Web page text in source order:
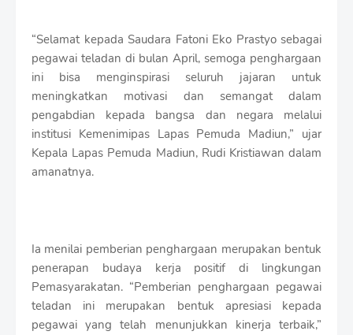
“Selamat kepada Saudara Fatoni Eko Prastyo sebagai
pegawai teladan di bulan April, semoga penghargaan
ini bisa menginspirasi seluruh jajaran untuk
meningkatkan motivasi dan semangat dalam
pengabdian kepada bangsa dan negara melalui
institusi Kemenimipas Lapas Pemuda Madiun,” ujar
Kepala Lapas Pemuda Madiun, Rudi Kristiawan dalam
amanatnya.
Ia menilai pemberian penghargaan merupakan bentuk
penerapan budaya kerja positif di lingkungan
Pemasyarakatan. “Pemberian penghargaan pegawai
teladan ini merupakan bentuk apresiasi kepada
pegawai yang telah menunjukkan kinerja terbaik,”